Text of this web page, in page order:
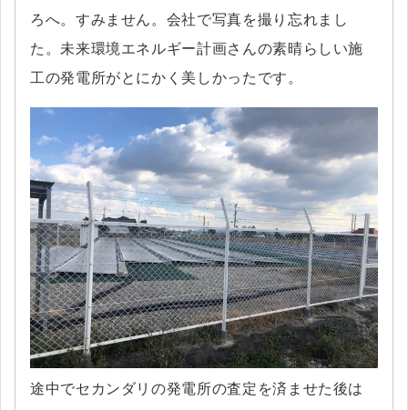
ろへ。すみません。会社で写真を撮り忘れまし
た。未来環境エネルギー計画さんの素晴らしい施
工の発電所がとにかく美しかったです。
途中でセカンダリの発電所の査定を済ませた後は